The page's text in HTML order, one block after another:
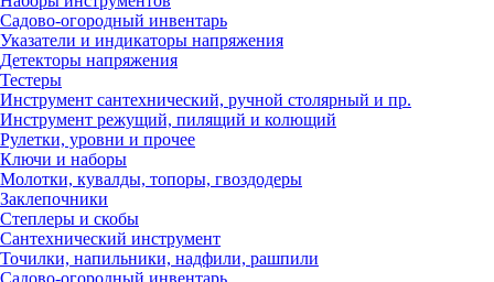
Садово-огородный инвентарь
Указатели и индикаторы напряжения
Детекторы напряжения
Тестеры
Инструмент сантехнический, ручной столярный и пр.
Инструмент режущий, пилящий и колющий
Рулетки, уровни и прочее
Ключи и наборы
Молотки, кувалды, топоры, гвоздодеры
Заклепочники
Степлеры и скобы
Сантехнический инструмент
Точилки, напильники, надфили, рашпили
Садово-огородный инвентарь